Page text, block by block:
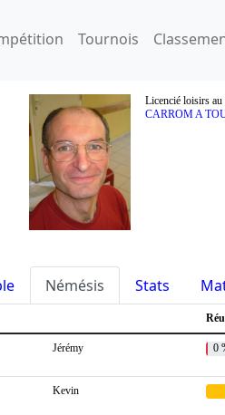
Tournois
Licencié loisirs au
CARROM A
Némésis Stats
Jérémy 0
Kevin